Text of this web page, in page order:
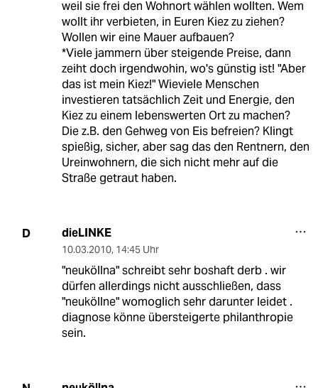
weil sie frei den Wohnort wählen wollten. Wem
wollt ihr verbieten, in Euren Kiez zu ziehen?
Wollen wir eine Mauer aufbauen?
*Viele jammern über steigende Preise, dann
zeiht doch irgendwohin, wo's günstig ist! "Aber
das ist mein Kiez!" Wieviele Menschen
investieren tatsächlich Zeit und Energie, den
Kiez zu einem lebenswerten Ort zu machen?
Die z.B. den Gehweg von Eis befreien? Klingt
spießig, sicher, aber sag das den Rentnern, den
Ureinwohnern, die sich nicht mehr auf die
Straße getraut haben.
D dieLINKE
10.03.2010, 14:45 Uhr
"neuköllna" schreibt sehr boshaft derb . wir
dürfen allerdings nicht ausschließen, dass
"neuköllne" womoglich sehr darunter leidet .
diagnose könne übersteigerte philanthropie
sein.